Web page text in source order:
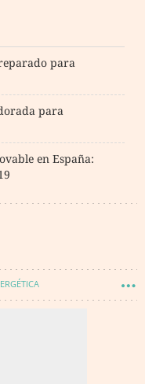
para
para
en España: